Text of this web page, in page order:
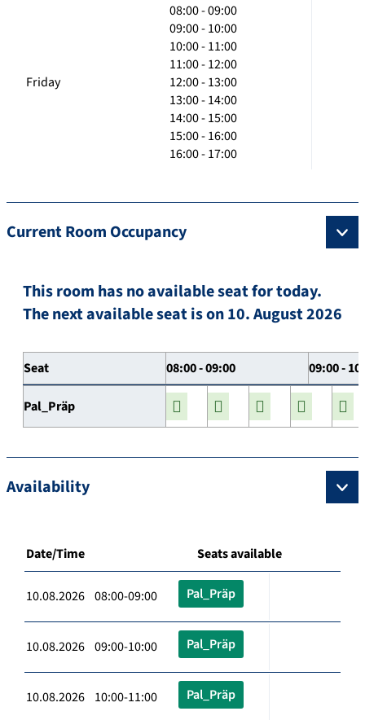
Friday
08:00 - 09:00
09:00 - 10:00
10:00 - 11:00
11:00 - 12:00
12:00 - 13:00
13:00 - 14:00
14:00 - 15:00
15:00 - 16:00
16:00 - 17:00
Current Room Occupancy
This room has no available seat for today.
The next available seat is on 10. August 2026
Seat 08:00 - 09:00 09:00 -
Pal_Präp
Availability
Date/Time Seats available
10.08.2026 08:00-09:00 Pal_Präp
10.08.2026 09:00-10:00 Pal_Präp
10.08.2026 10:00-11:00 Pal_Präp